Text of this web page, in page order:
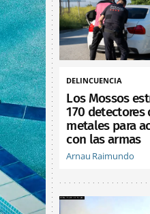
DELINCUENCIA
Los Mossos
170 detectores
metales para
con las armas
Arnau Raimundo